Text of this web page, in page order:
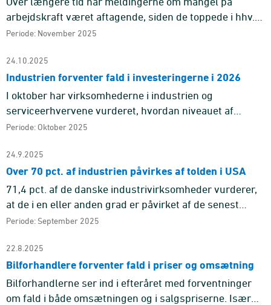
arbejdskraft været aftagende, siden de toppede i hhv.
2021 og 2022. I november meldte 6 pct. af
Periode: November 2025
24.10.2025
Industrien forventer fald i investeringerne i 2026
I oktober har virksomhederne i industrien og
serviceerhvervene vurderet, hvordan niveauet af
investeringer forventes at være næste år
Periode: Oktober 2025
24.9.2025
Over 70 pct. af industrien påvirkes af tolden i USA
71,4 pct. af de danske industrivirksomheder vurderer,
at de i en eller anden grad er påvirket af de senest
udmeldte toldsatser på import af varer i USA. Det
Periode: September 2025
22.8.2025
Bilforhandlere forventer fald i priser og omsætning
Bilforhandlerne ser ind i efteråret med forventninger
om fald i både omsætningen og i salgspriserne. Især